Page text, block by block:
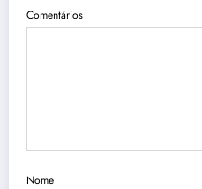
Comentários
Nome